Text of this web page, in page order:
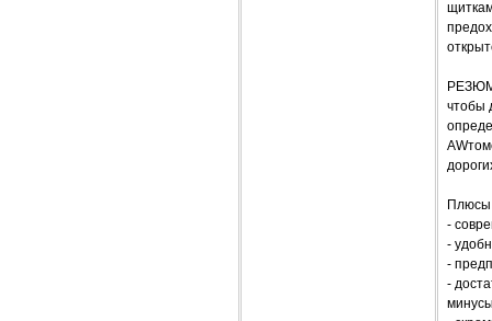
чтобы
-
-
-
-